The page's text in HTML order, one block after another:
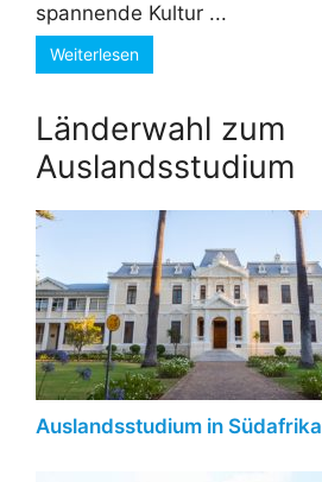
spannende Kultur ...
Weiterlesen
Länderwahl zum
Auslandsstudium
Auslandsstudium in Südafrika